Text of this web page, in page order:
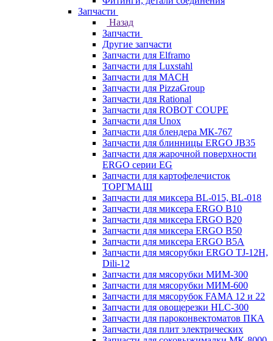
Запчасти
Назад
Запчасти
Другие запчасти
Запчасти для Elframo
Запчасти для Luxstahl
Запчасти для MACH
Запчасти для PizzaGroup
Запчасти для Rational
Запчасти для ROBOT COUPE
Запчасти для Unox
Запчасти для блендера МК-767
Запчасти для блинницы ERGO JB35
Запчасти для жарочной поверхности
ERGO серии EG
Запчасти для картофелечисток
ТОРГМАШ
Запчасти для миксера BL-015, BL-018
Запчасти для миксера ERGO B10
Запчасти для миксера ERGO B20
Запчасти для миксера ERGO B50
Запчасти для миксера ERGO B5A
Запчасти для мясорубки ERGO TJ-12H,
Dili-12
Запчасти для мясорубки МИМ-300
Запчасти для мясорубки МИМ-600
Запчасти для мясорубок FAMA 12 и 22
Запчасти для овощерезки HLC-300
Запчасти для пароконвектоматов ПКА
Запчасти для плит электрических